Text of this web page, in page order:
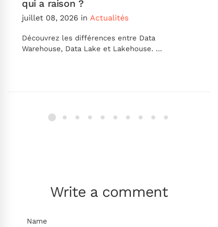
qui a raison ?
juillet 08, 2026 in Actualités
Découvrez les différences entre Data
Warehouse, Data Lake et Lakehouse. …
Write a comment
Name